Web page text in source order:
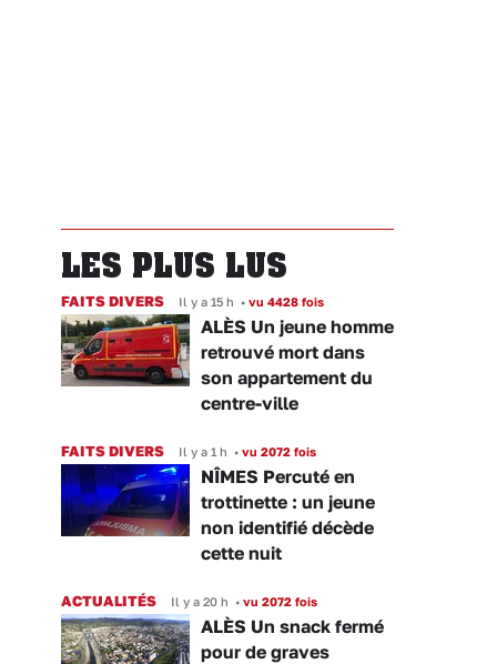
LES PLUS LUS
FAITS DIVERS Il y a 15 h • vu 4428 fois
ALÈS Un jeune homme
retrouvé mort dans
son appartement du
centre-ville
FAITS DIVERS Il y a 1 h • vu 2072 fois
NÎMES Percuté en
trottinette : un jeune
non identifié décède
cette nuit
ACTUALITÉS Il y a 20 h • vu 2072 fois
ALÈS Un snack fermé
pour de graves